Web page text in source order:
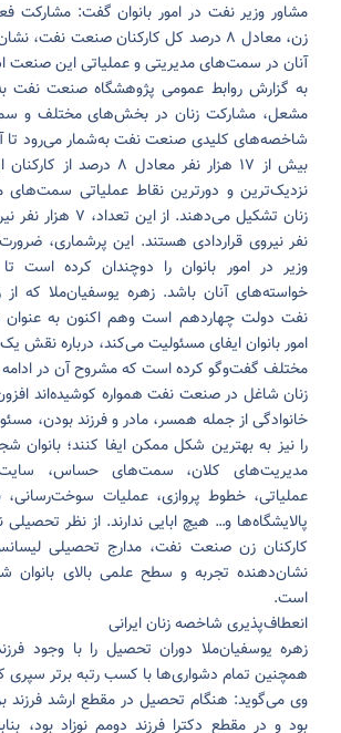
زن، معادل ۸ درصد کل کارکنان صنعت
آنان در سمت‌های مدیریتی و عملیاتی این صنعت
به گزارش روابط عمومی پژوهشگاه صنعت نفت
مشعل، مشارکت زنان در بخش‌های مختلف و
شاخصه‌های کلیدی صنعت نفت به‌شمار می‌رود تا
بیش از ۱۷ هزار نفر معادل ۸
نزدیک‌ترین و دورترین نقاط عملیاتی سمت‌های
نفر نیروی قراردادی هستند. این پرشماری،
وزیر در امور بانوان را دوچندان کرده است تا
خواسته‌های آنان باشد. زهره یوسفیان‌ملا که
نفت دولت چهاردهم است وهم اکنون به عنوان
امور بانوان ایفای مسئولیت می‌کند، درباره نقش
مختلف گفت‌وگو کرده است که مشروح آن در ادامه
زنان شاغل در صنعت نفت همواره کوشیده‌اند
خانوادگی از جمله همسر، مادر و فرزند بودن،
را نیز به بهترین شکل ممکن ایفا کنند؛ بانوان
مدیریت‌های کلان، سمت‌های حساس،
عملیاتی، خطوط پروازی، عملیات‌
کارکنان زن صنعت نفت، مدارج تحصیلی لیسانس
نشان‌دهنده تجربه و سطح علمی بالای
است.
انعطاف‌پذیری شاخصه زنان ایرانی
زهره یوسفیان‌ملا دوران تحصیل را با وجود
همچنین تمام دشواری‌ها با کسب رتبه برتر سپری
وی می‌گوید: هنگام تحصیل در مقطع ارشد فرزند
بود و در مقطع دکترا فرزند دومم نوزاد بود،